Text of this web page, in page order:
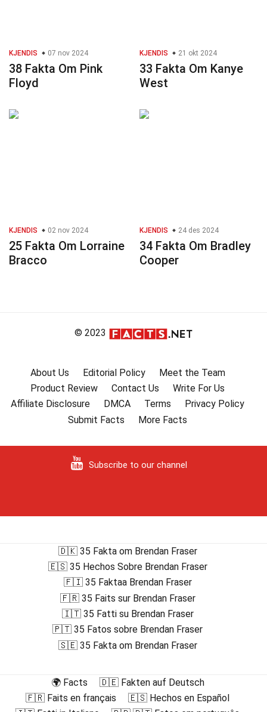
KJENDIS 07 nov 2024
38 Fakta Om Pink
Floyd
KJENDIS 21 okt 2024
33 Fakta Om Kanye
West
KJENDIS 02 nov 2024
25 Fakta Om Lorraine
Bracco
KJENDIS 24 des 2024
34 Fakta Om Bradley
Cooper
© 2023
About Us Editorial Policy
Meet the Team
Product Review
Contact Us
Write For Us
Affiliate Disclosure
DMCA Terms
Privacy Policy
Submit Facts
More Facts
Subscribe to our channel
🇩🇰 35 Fakta om Brendan Fraser
🇪🇸 35 Hechos Sobre Brendan Fraser
🇫🇮 35 Faktaa Brendan Fraser
🇫🇷 35 Faits sur Brendan Fraser
🇮🇹 35 Fatti su Brendan Fraser
🇵🇹 35 Fatos sobre Brendan Fraser
🇸🇪 35 Fakta om Brendan Fraser
🌍 Facts
🇩🇪 Fakten auf Deutsch
🇫🇷 Faits en français
🇪🇸 Hechos en Español